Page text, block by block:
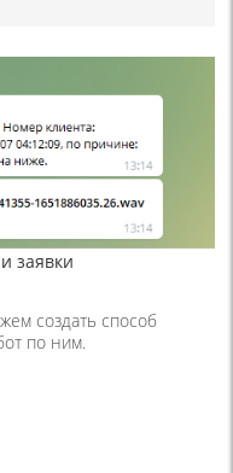
заявки
создать способ
по ним.